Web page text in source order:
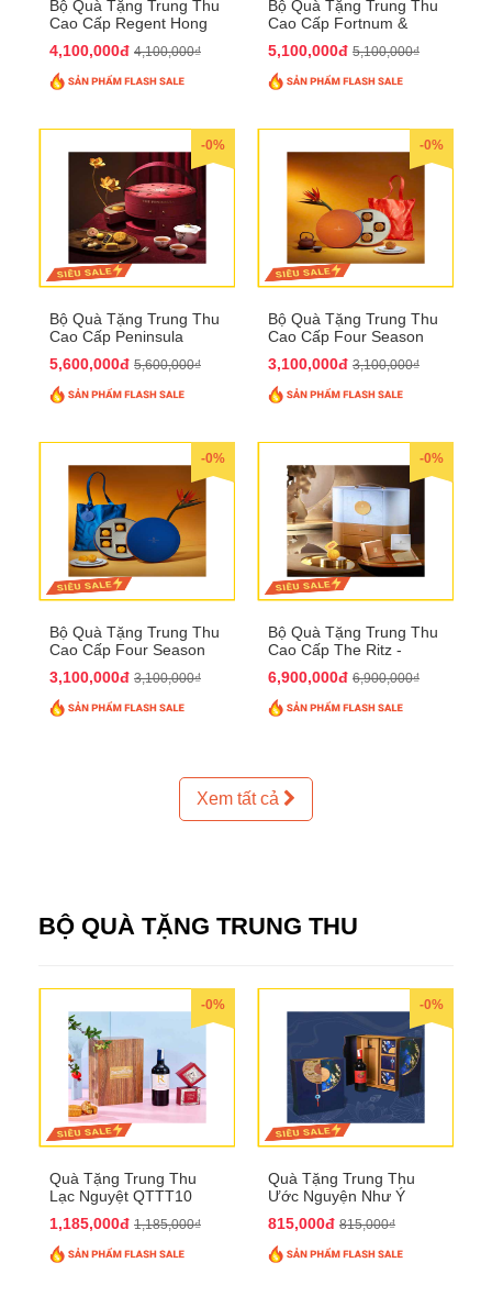
Bộ Quà Tặng Trung Thu
Cao Cấp Regent Hong
4,100,000đ 4,100,000₫
Bộ Quà Tặng Trung Thu
Cao Cấp Fortnum &
5,100,000đ 5,100,000₫
-0%
Bộ Quà Tặng Trung Thu
Cao Cấp Peninsula
5,600,000đ 5,600,000₫
-0%
Bộ Quà Tặng Trung Thu
Cao Cấp Four Season
3,100,000đ 3,100,000₫
-0%
Bộ Quà Tặng Trung Thu
Cao Cấp Four Season
3,100,000đ 3,100,000₫
-0%
Bộ Quà Tặng Trung Thu
Cao Cấp The Ritz -
6,900,000đ 6,900,000₫
Xem tất cả
BỘ QUÀ TẶNG TRUNG THU
-0%
Quà Tặng Trung Thu
Lạc Nguyệt QTTT10
1,185,000đ 1,185,000₫
-0%
Quà Tặng Trung Thu
Ước Nguyện Như Ý
815,000đ 815,000₫